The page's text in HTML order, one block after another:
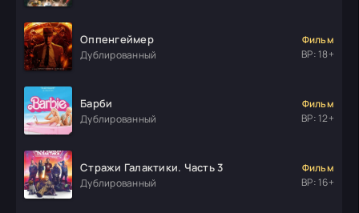
Оппенгеймер
Дублированный
Фильм
ВР: 18+
Барби
Дублированный
Фильм
ВР: 12+
Стражи Галактики. Часть 3
Дублированный
Фильм
ВР: 16+